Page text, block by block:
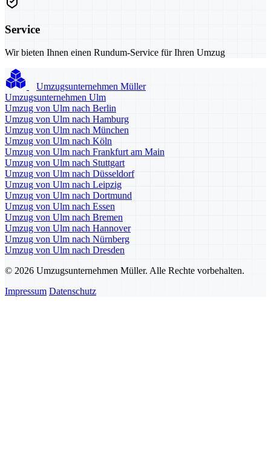
Service
Wir bieten Ihnen einen Rundum-Service für Ihren Umzug
Umzugsunternehmen Müller
Umzugsunternehmen Ulm
Umzug von Ulm nach Berlin
Umzug von Ulm nach Hamburg
Umzug von Ulm nach München
Umzug von Ulm nach Köln
Umzug von Ulm nach Frankfurt am Main
Umzug von Ulm nach Stuttgart
Umzug von Ulm nach Düsseldorf
Umzug von Ulm nach Leipzig
Umzug von Ulm nach Dortmund
Umzug von Ulm nach Essen
Umzug von Ulm nach Bremen
Umzug von Ulm nach Hannover
Umzug von Ulm nach Nürnberg
Umzug von Ulm nach Dresden
© 2026 Umzugsunternehmen Müller. Alle Rechte vorbehalten.
Impressum Datenschutz